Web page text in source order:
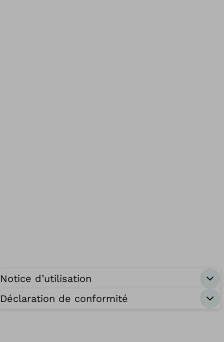
Notice d’utilisation
Déclaration de conformité